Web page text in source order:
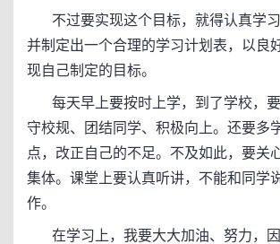
不过要实现这个目标，就得认真学习
并制定出一个合理的学习计划表，以良
现自己制定的目标。
每天早上要按时上学，到了学校，
守校规、团结同学、积极向上。还要多
点，改正自己的不足。不及如此，要关
集体。课堂上要认真听讲，不能和同学
作。
在学习上，我要大大加油、努力，因